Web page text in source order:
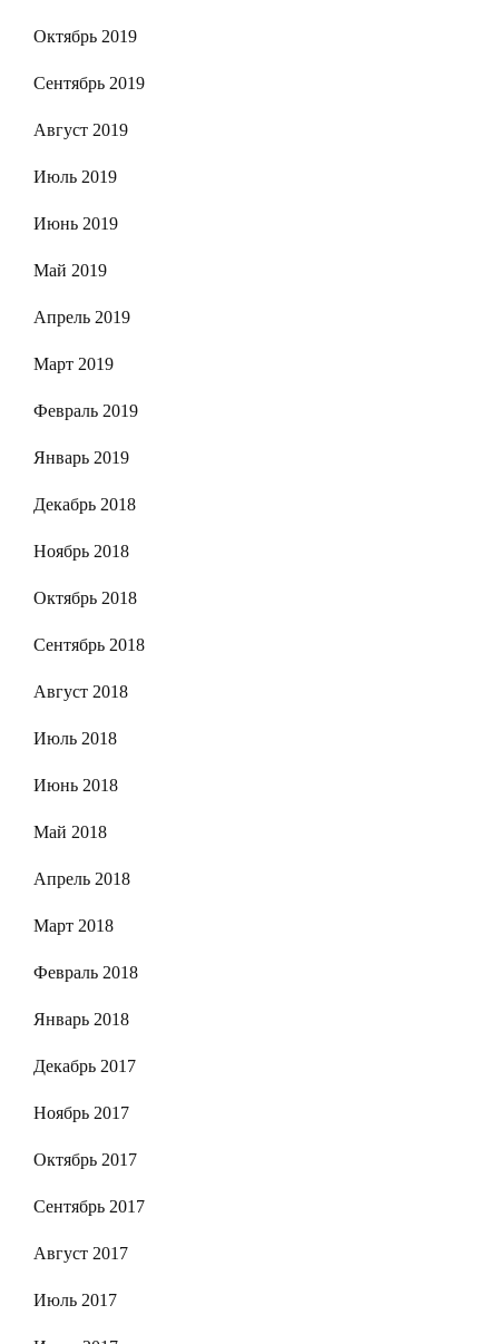
Октябрь 2019
Сентябрь 2019
Август 2019
Июль 2019
Июнь 2019
Май 2019
Апрель 2019
Март 2019
Февраль 2019
Январь 2019
Декабрь 2018
Ноябрь 2018
Октябрь 2018
Сентябрь 2018
Август 2018
Июль 2018
Июнь 2018
Май 2018
Апрель 2018
Март 2018
Февраль 2018
Январь 2018
Декабрь 2017
Ноябрь 2017
Октябрь 2017
Сентябрь 2017
Август 2017
Июль 2017